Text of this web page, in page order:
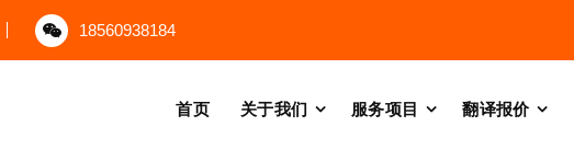
18560938184
首页 关于我们 服务项目 翻译报价